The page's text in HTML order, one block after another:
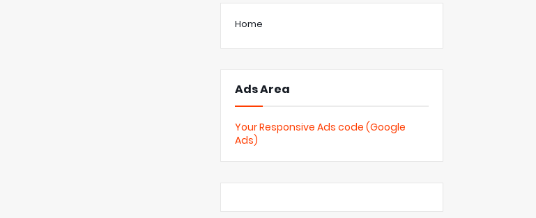
Home
Ads Area
Your Responsive Ads code (Google
Ads)